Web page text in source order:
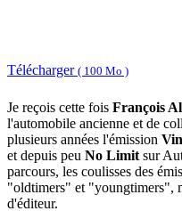
Télécharger ( 100 Mo )
Je reçois cette fois François
l'automobile ancienne et de
plusieurs années l'émission
et depuis peu No Limit sur
parcours, les coulisses des
"oldtimers" et "youngtimers",
d'éditeur.